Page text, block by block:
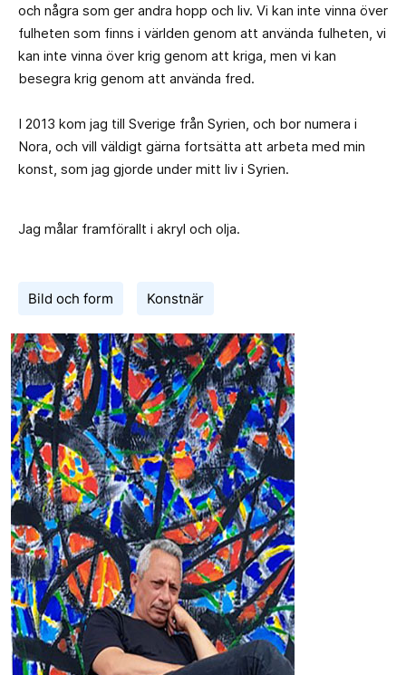
och några som ger andra hopp och liv. Vi kan inte vinna över
fulheten som finns i världen genom att använda fulheten, vi
kan inte vinna över krig genom att kriga, men vi kan
besegra krig genom att använda fred.
I 2013 kom jag till Sverige från Syrien, och bor numera i
Nora, och vill väldigt gärna fortsätta att arbeta med min
konst, som jag gjorde under mitt liv i Syrien.
Jag målar framförallt i akryl och olja.
Bild och form Konstnär